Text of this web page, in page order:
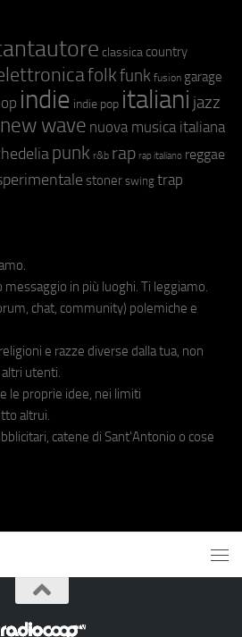
classica country
folkfunk fusion garage
indie indie pop italiani jazz
new wave nuova musica italiana
punk r&b rap rap italiano reggae
stoner swing trap
in più luoghi. Ti leggiamo.
chat, community) polemiche e
e razze diverse dalla tua, non
utenti.
le proprie idee, nei limiti
altrui.
catene di Sant'Antonio o cose